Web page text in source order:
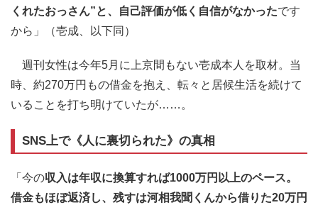
くれたおっさん”と、自己評価が低く自信がなかったです
から」（壱成、以下同）
週刊女性は今年5月に上京間もない壱成本人を取材。当
時、約270万円もの借金を抱え、転々と居候生活を続けて
いることを打ち明けていたが……。
SNS上で《人に裏切られた》の真相
「今の収入は年収に換算すれば1000万円以上のペース。
借金もほぼ返済し、残すは河相我聞くんから借りた20万円